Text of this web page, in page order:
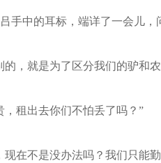
中的耳标，端详了一会儿，
，就是为了区分我们的驴和农
租出去你们不怕丢了吗？”
在不是没办法吗？我们只能勤